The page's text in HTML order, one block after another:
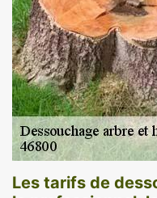
Les tarifs de